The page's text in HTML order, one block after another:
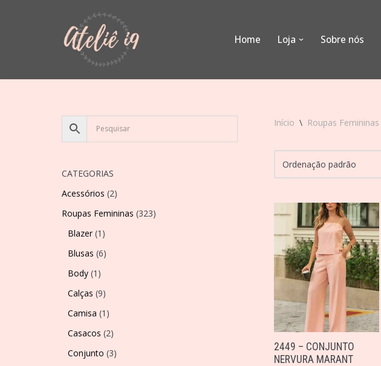
Home Loja Sobre nós
CATEGORIAS
Acessórios (2)
Roupas Femininas (323)
Blazer (1)
Blusas (6)
Body (1)
Calças (9)
Camisa (1)
Casacos (2)
Conjunto (3)
Início \ Roupas Femininas
2449 – CONJUNTO
NERVURA MARANT